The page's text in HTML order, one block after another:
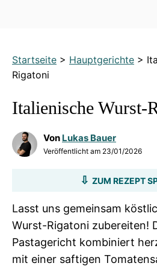
Startseite > Hauptgerichte >
Rigatoni
Italienische Wurst-
Von Lukas Bauer
Veröffentlicht am 23/01/2026
ZUM REZEPT
Lasst uns gemeinsam
Wurst-Rigatoni zubereiten!
Pastagericht kombiniert
mit einer saftigen